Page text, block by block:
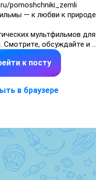
pomoshchniki_zemli
— к любви к природе
мультфильмов для
Смотрите, обсуждайте и
вокруг лучше! 💚
к посту
в браузере